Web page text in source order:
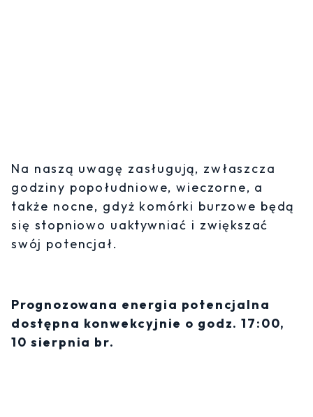
Na naszą uwagę zasługują, zwłaszcza
godziny popołudniowe, wieczorne, a
także nocne, gdyż komórki burzowe będą
się stopniowo uaktywniać i zwiększać
swój potencjał.
Prognozowana energia potencjalna
dostępna konwekcyjnie o godz. 17:00,
10 sierpnia br.